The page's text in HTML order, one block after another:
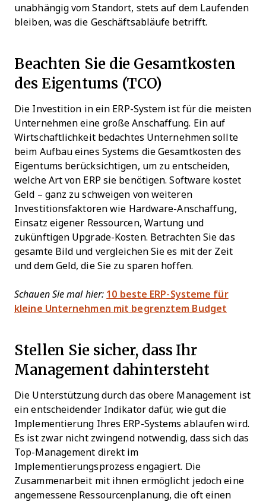
unabhängig vom Standort, stets auf dem Laufenden
bleiben, was die Geschäftsabläufe betrifft.
Beachten Sie die Gesamtkosten
des Eigentums (TCO)
Die Investition in ein ERP-System ist für die meisten
Unternehmen eine große Anschaffung. Ein auf
Wirtschaftlichkeit bedachtes Unternehmen sollte
beim Aufbau eines Systems die Gesamtkosten des
Eigentums berücksichtigen, um zu entscheiden,
welche Art von ERP sie benötigen. Software kostet
Geld – ganz zu schweigen von weiteren
Investitionsfaktoren wie Hardware-Anschaffung,
Einsatz eigener Ressourcen, Wartung und
zukünftigen Upgrade-Kosten. Betrachten Sie das
gesamte Bild und vergleichen Sie es mit der Zeit
und dem Geld, die Sie zu sparen hoffen.
Schauen Sie mal hier: 10 beste ERP-Systeme für
kleine Unternehmen mit begrenztem Budget
Stellen Sie sicher, dass Ihr
Management dahintersteht
Die Unterstützung durch das obere Management ist
ein entscheidender Indikator dafür, wie gut die
Implementierung Ihres ERP-Systems ablaufen wird.
Es ist zwar nicht zwingend notwendig, dass sich das
Top-Management direkt im
Implementierungsprozess engagiert. Die
Zusammenarbeit mit ihnen ermöglicht jedoch eine
angemessene Ressourcenplanung, die oft einen